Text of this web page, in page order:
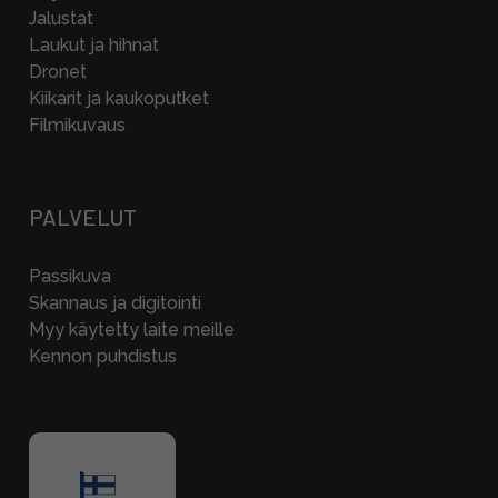
Jalustat
Laukut ja hihnat
Dronet
Kiikarit ja kaukoputket
Filmikuvaus
PALVELUT
Passikuva
Skannaus ja digitointi
Myy käytetty laite meille
Kennon puhdistus